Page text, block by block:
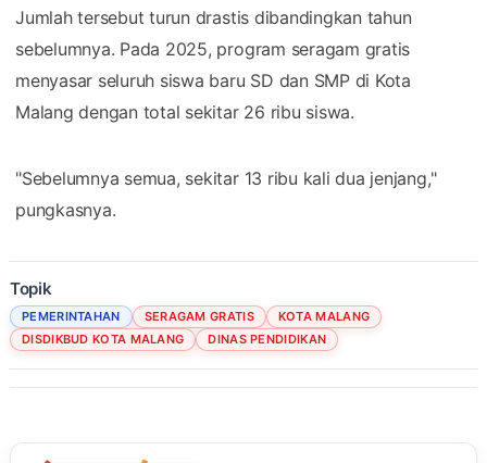
Jumlah tersebut turun drastis dibandingkan tahun
sebelumnya. Pada 2025, program seragam gratis
menyasar seluruh siswa baru SD dan SMP di Kota
Malang dengan total sekitar 26 ribu siswa.
"Sebelumnya semua, sekitar 13 ribu kali dua jenjang,"
pungkasnya.
Topik
PEMERINTAHAN SERAGAM GRATIS
KOTA MALANG
DISDIKBUD KOTA MALANG
DINAS PENDIDIKAN